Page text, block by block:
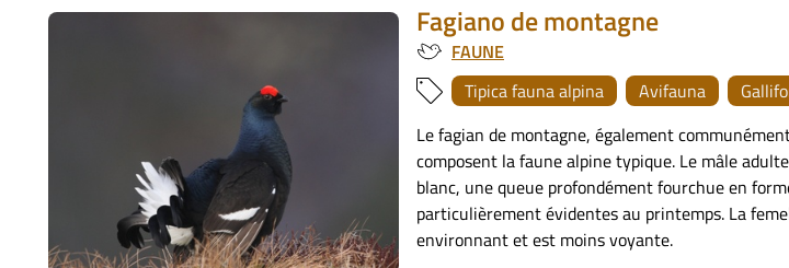
Fagiano de montagne
FAUNE
Tipica fauna alpina
Avifauna
Le fagian de montagne, également
composent la faune alpine typique. Le mâle
blanc, une queue profondément fourchue en
particulièrement évidentes au printemps. La
environnant et est moins voyante.